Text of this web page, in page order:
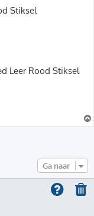
Stiksel
Leer Rood Stiksel
Ga naar